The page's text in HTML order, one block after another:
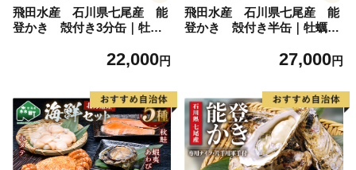
飛田水産 石川県七尾産 能
登かき 殻付き3分缶｜牡
キ 能登の里山里海 石川県七
22,000円
飛田水産 石川県七尾産 能
登かき 殻付き半缶｜牡蠣
登の里山里海 石川県七尾市
27,000円